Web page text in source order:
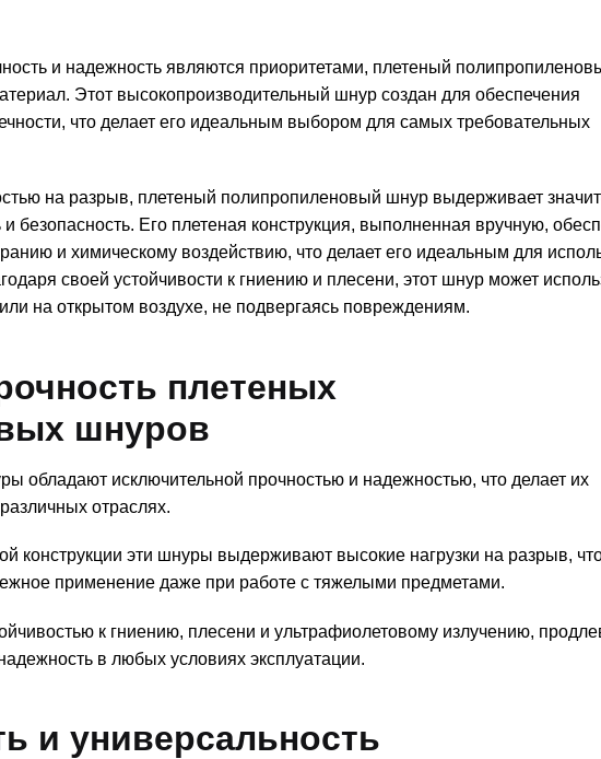
и надежность являются приоритетами, плетеный
Этот высокопроизводительный шнур создан для обеспечения
что делает его идеальным выбором для самых требовательных
на разрыв, плетеный полипропиленовый шнур выдерживает
безопасность. Его плетеная конструкция, выполненная вручную,
и химическому воздействию, что делает его идеальным для
своей устойчивости к гниению и плесени, этот шнур может
на открытом воздухе, не подвергаясь повреждениям.
плетеных
шнуров
обладают исключительной прочностью и надежностью, что делает их
отраслях.
конструкции эти шнуры выдерживают высокие нагрузки на разрыв,
применение даже при работе с тяжелыми предметами.
к гниению, плесени и ультрафиолетовому излучению,
в любых условиях эксплуатации.
и универсальность